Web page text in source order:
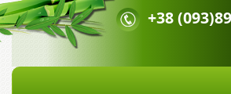
+38